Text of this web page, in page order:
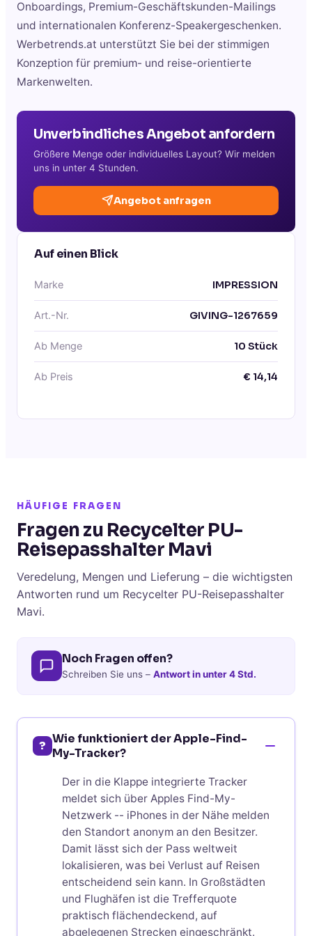
Onboardings, Premium-Geschäftskunden-Mailings
und internationalen Konferenz-Speakergeschenken.
Werbetrends.at unterstützt Sie bei der stimmigen
Konzeption für premium- und reise-orientierte
Markenwelten.
Unverbindliches Angebot anfordern
Größere Menge oder individuelles Layout? Wir melden
uns in unter 4 Stunden.
Angebot anfragen
Auf einen Blick
Marke IMPRESSION
Art.-Nr. GIVING-1267659
Ab Menge 10 Stück
Ab Preis € 14,14
HÄUFIGE FRAGEN
Fragen zu Recycelter PU-
Reisepasshalter Mavi
Veredelung, Mengen und Lieferung – die wichtigsten
Antworten rund um Recycelter PU-Reisepasshalter
Mavi.
Noch Fragen offen?
Schreiben Sie uns – Antwort in unter 4 Std.
? Wie funktioniert der Apple-Find-
My-Tracker?
Der in die Klappe integrierte Tracker
meldet sich über Apples Find-My-
Netzwerk -- iPhones in der Nähe melden
den Standort anonym an den Besitzer.
Damit lässt sich der Pass weltweit
lokalisieren, was bei Verlust auf Reisen
entscheidend sein kann. In Großstädten
und Flughäfen ist die Trefferquote
praktisch flächendeckend, auf
abgelegenen Strecken eingeschränkt.